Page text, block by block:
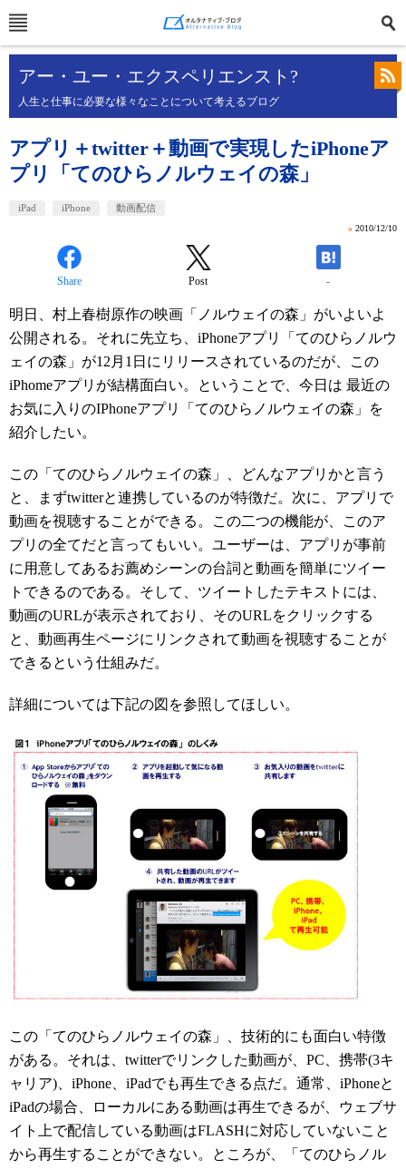
アー・ユー・エクスペリエンスト?
人生と仕事に必要な様々なことについて考えるブログ
アプリ＋twitter＋動画で実現したiPhoneア
プリ「てのひらノルウェイの森」
iPad iPhone 動画配信
» 2010/12/10
Share Post -
明日、村上春樹原作の映画「ノルウェイの森」がいよいよ
公開される。それに先立ち、iPhoneアプリ「てのひらノルウ
ェイの森」が12月1日にリリースされているのだが、この
iPhomeアプリが結構面白い。ということで、今日は 最近の
お気に入りのIPhoneアプリ「てのひらノルウェイの森」を
紹介したい。
この「てのひらノルウェイの森」、どんなアプリかと言う
と、まずtwitterと連携しているのが特徴だ。次に、アプリで
動画を視聴することができる。この二つの機能が、このア
プリの全てだと言ってもいい。ユーザーは、アプリが事前
に用意してあるお薦めシーンの台詞と動画を簡単にツイー
トできるのである。そして、ツイートしたテキストには、
動画のURLが表示されており、そのURLをクリックする
と、動画再生ページにリンクされて動画を視聴することが
できるという仕組みだ。
詳細については下記の図を参照してほしい。
この「てのひらノルウェイの森」、技術的にも面白い特徴
がある。それは、twitterでリンクした動画が、PC、携帯(3キ
ャリア)、iPhone、iPadでも再生できる点だ。通常、iPhoneと
iPadの場合、ローカルにある動画は再生できるが、ウェブサ
イト上で配信している動画はFLASHに対応していないこと
から再生することができない。ところが、「てのひらノル